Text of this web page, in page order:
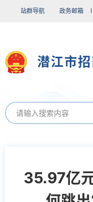
站群导航 政务邮箱
潜江市
35.97亿